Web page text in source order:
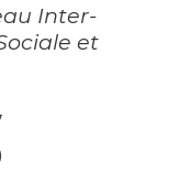
Inter-
et